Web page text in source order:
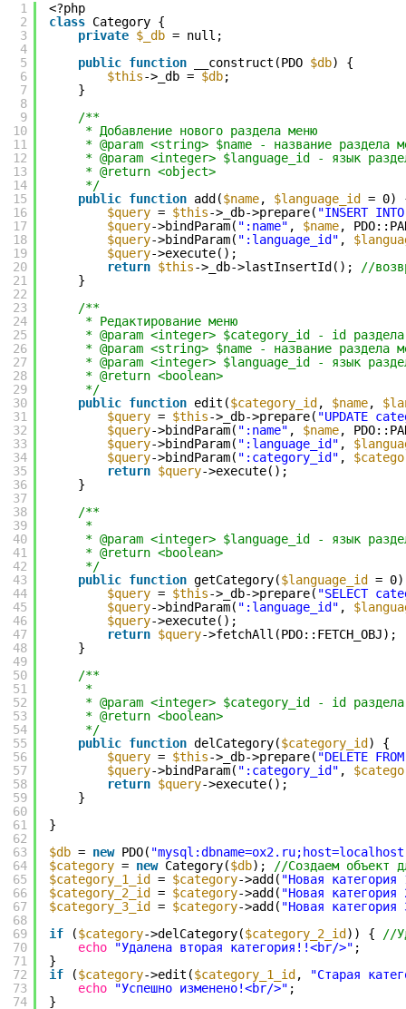
1
2
3
4
5
6
7
8
9
10
11
12
13
14
15
16
17
18
19
20
21
22
23
24
25
26
27
28
29
30
31
32
33
34
35
36
37
38
39
40
41
42
43
44
45
46
47
48
49
50
51
52
53
54
55
56
57
58
59
60
61
62
63
64
65
66
67
68
69
70
71
72
73
74
<?php
class Category {
private $_db = null;
public function __construct(PDO $db) {
$this->_db = $db;
}
/**
* Добавление нового раздела меню
* @param <string> $name - название раздела
* @param <integer> $language_id - язык
* @return <object>
*/
public function add($name, $language_id
= 0)
$query = $this->_db->prepare( "INSERT
$query->bindParam( ":name" , $name,
$query->bindParam( ":language_id" ,
$query->execute();
return $this->_db->lastInsertId();
//
}
/**
* Редактирование меню
* @param <integer> $category_id - id
* @param <string> $name - название раздела
* @param <integer> $language_id - язык
* @return <boolean>
*/
public function edit($category_id , $name,
$query = $this->_db->prepare( "UPDATE
$query->bindParam( ":name" , $name,
$query->bindParam( ":language_id" ,
$query->bindParam( ":category_id" ,
return $query->execute();
}
/**
*
* @param <integer> $language_id - язык
* @return <boolean>
*/
public function getCategory($language_id
=
$query = $this->_db->prepare( "SELECT
$query->bindParam( ":language_id" ,
$query->execute();
return $query->fetchAll(PDO::FETCH_OBJ);
}
/**
*
* @param <integer> $category_id - id
* @return <boolean>
*/
public function delCategory($category_id ) {
$query = $this->_db->prepare( "DELETE
$query->bindParam( ":category_id" ,
return $query->execute();
}
}
$db = new PDO(
$category = new Category($db);
//Создаем объект
$category_1_id
= $category->add( "Новая категория
$category_2_id
= $category->add( "Новая категория
$category_3_id
= $category->add( "Новая категория
if
($category->delCategory($category_2_id )) {
//
echo
"Удалена вторая категория!!<br/>" ;
}
if
($category->edit($category_1_id ,
"Старая
echo
"Успешно изменено!<br/>" ;
}